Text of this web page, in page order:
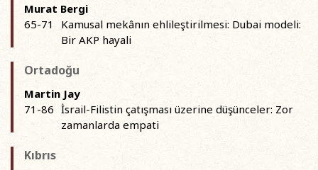
Murat Bergi
65-71
Kamusal mekânın ehlileştirilmesi: Dubai modeli:
Bir AKP hayali
Ortadoğu
Martin Jay
71-86 İsrail-Filistin çatışması üzerine düşünceler: Zor
zamanlarda empati
Kıbrıs